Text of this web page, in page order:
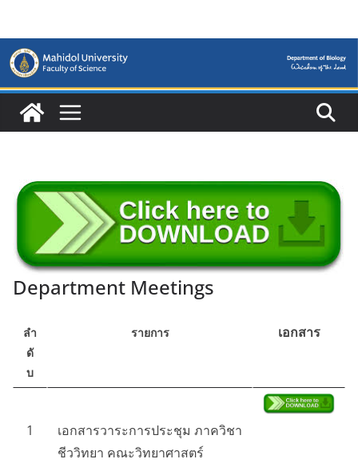
content
Department Meetings
ลำ
ดั
บ
รายการ เอกสาร
1
เอกสารวาระการประชุม ภาควิชา
ชีววิทยา คณะวิทยาศาสตร์